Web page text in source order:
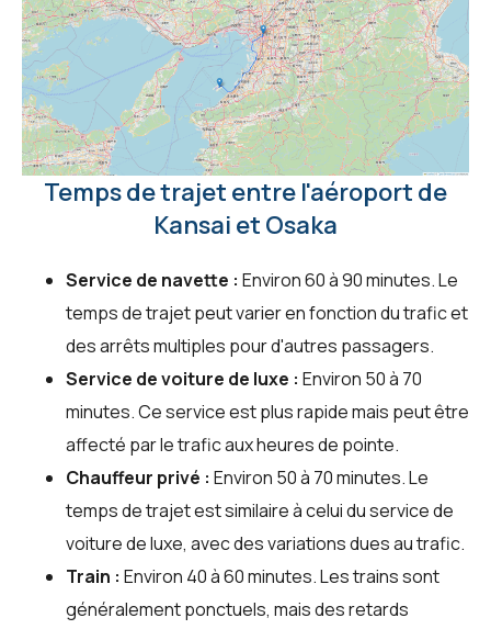
Temps de trajet entre l'aéroport de
Kansai et Osaka
Service de navette : Environ 60 à 90 minutes. Le
temps de trajet peut varier en fonction du trafic et
des arrêts multiples pour d'autres passagers.
Service de voiture de luxe : Environ 50 à 70
minutes. Ce service est plus rapide mais peut être
affecté par le trafic aux heures de pointe.
Chauffeur privé : Environ 50 à 70 minutes. Le
temps de trajet est similaire à celui du service de
voiture de luxe, avec des variations dues au trafic.
Train : Environ 40 à 60 minutes. Les trains sont
généralement ponctuels, mais des retards